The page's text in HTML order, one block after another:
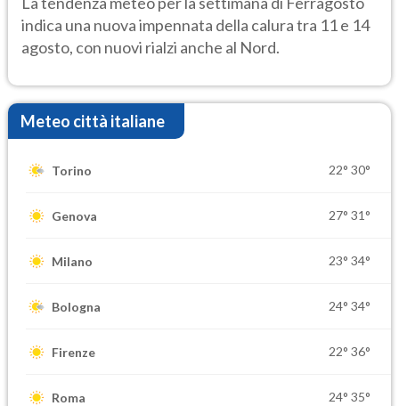
indica una nuova impennata della calura tra 11 e 14
agosto, con nuovi rialzi anche al Nord.
Meteo città italiane
Torino 22° 30°
Genova 27° 31°
Milano 23° 34°
Bologna 24° 34°
Firenze 22° 36°
Roma 24° 35°